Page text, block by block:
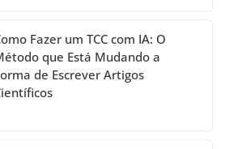
Fazer um TCC com IA: O
que Está Mudando a
de Escrever Artigos